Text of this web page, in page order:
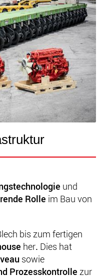
und
Rolle im Bau von
bis zum fertigen
her. Dies hat
sowie
Prozesskontrolle zur